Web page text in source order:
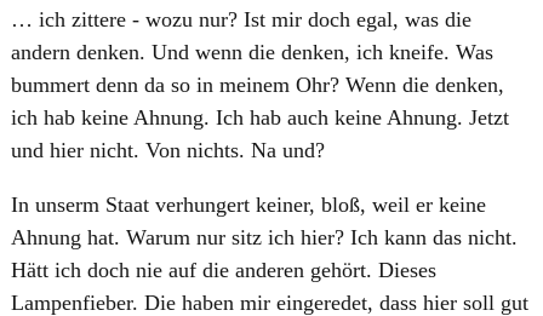
… ich zittere - wozu nur? Ist mir doch egal, was die
andern denken. Und wenn die denken, ich kneife. Was
bummert denn da so in meinem Ohr? Wenn die denken,
ich hab keine Ahnung. Ich hab auch keine Ahnung. Jetzt
und hier nicht. Von nichts. Na und?
In unserm Staat verhungert keiner, bloß, weil er keine
Ahnung hat. Warum nur sitz ich hier? Ich kann das nicht.
Hätt ich doch nie auf die anderen gehört. Dieses
Lampenfieber. Die haben mir eingeredet, dass hier soll gut